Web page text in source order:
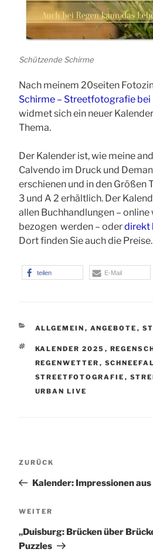
Schützende Schirme
Nach meinem 20seiten
Schirme – Streetfotografie bei
widmet sich ein neuer
Thema.
Der Kalender ist, wie meine
Calvendo im Druck und
erschienen und in den Größen
3 und A 2 erhältlich. Der
allen Buchhandlungen – online
bezogen werden – oderdirekt
Dort finden Sie auch die Preise.
teilen E-Mail
KATEGORIEN
ALLGEMEIN , ANGEBOTE ,
SCHLAGWÖRTER
KALENDER 2025 ,
REGENWETTER ,
STREETFOTOGRAFIE ,
URBAN LIVE
Vorheriger
ZURÜCK
Kalender: Impressionen
Nächster
WEITER
„Duisburg: Brücken über
Puzzles